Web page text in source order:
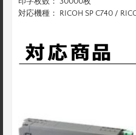
対応機種： RICOH SP C740 /